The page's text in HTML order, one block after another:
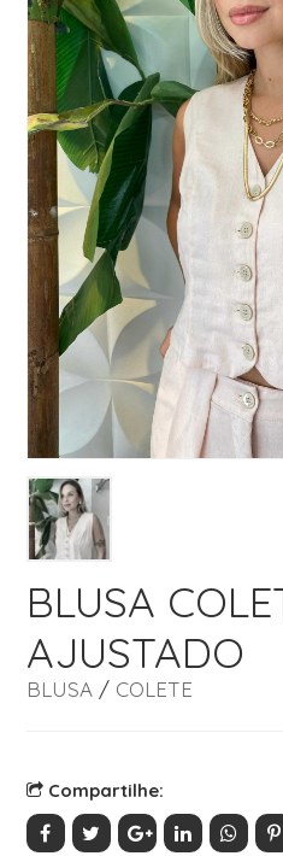
BLUSA
AJUSTADO
BLUSA/ COLETE
Compartilhe: